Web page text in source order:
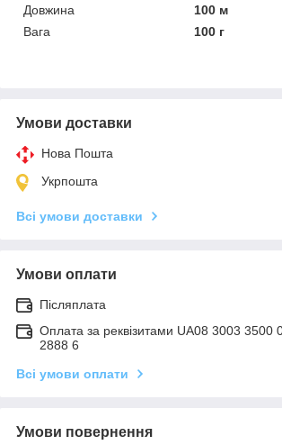
Довжина
100 м
Вага
100 г
Умови доставки
Нова Пошта
Укрпошта
Всі умови доставки
Умови оплати
Післяплата
Оплата за реквізитами UA08 3003 3500
2888 6
Всі умови оплати
Умови повернення